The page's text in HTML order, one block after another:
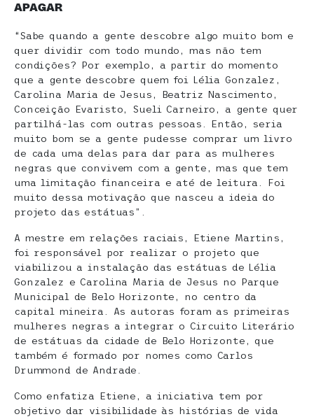
APAGAR
“Sabe quando a gente descobre algo muito bom e
quer dividir com todo mundo, mas não tem
condições? Por exemplo, a partir do momento
que a gente descobre quem foi Lélia Gonzalez,
Carolina Maria de Jesus, Beatriz Nascimento,
Conceição Evaristo, Sueli Carneiro, a gente quer
partilhá-las com outras pessoas. Então, seria
muito bom se a gente pudesse comprar um livro
de cada uma delas para dar para as mulheres
negras que convivem com a gente, mas que tem
uma limitação financeira e até de leitura. Foi
muito dessa motivação que nasceu a ideia do
projeto das estátuas”.
A mestre em relações raciais, Etiene Martins,
foi responsável por realizar o projeto que
viabilizou a instalação das estátuas de Lélia
Gonzalez e Carolina Maria de Jesus no Parque
Municipal de Belo Horizonte, no centro da
capital mineira. As autoras foram as primeiras
mulheres negras a integrar o Circuito Literário
de estátuas da cidade de Belo Horizonte, que
também é formado por nomes como Carlos
Drummond de Andrade.
Como enfatiza Etiene, a iniciativa tem por
objetivo dar visibilidade às histórias de vida